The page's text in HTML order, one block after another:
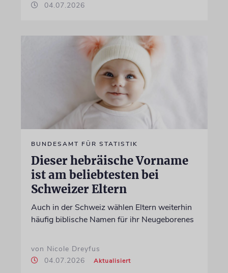
04.07.2026
BUNDESAMT FÜR STATISTIK
Dieser hebräische Vorname
ist am beliebtesten bei
Schweizer Eltern
Auch in der Schweiz wählen Eltern weiterhin
häufig biblische Namen für ihr Neugeborenes
von Nicole Dreyfus
04.07.2026
Aktualisiert